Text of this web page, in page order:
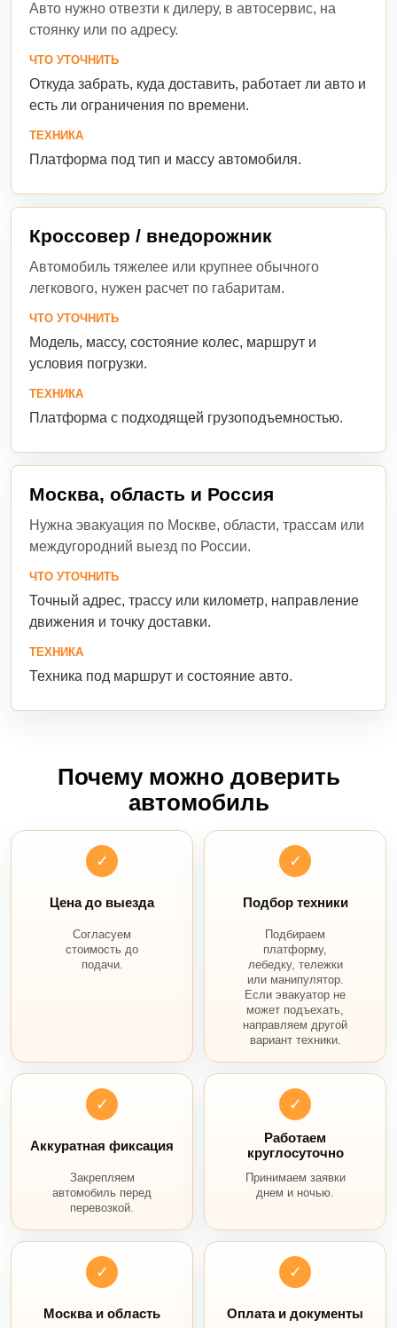
Авто нужно отвезти к дилеру, в автосервис, на
стоянку или по адресу.
ЧТО УТОЧНИТЬ
Откуда забрать, куда доставить, работает ли авто и
есть ли ограничения по времени.
ТЕХНИКА
Платформа под тип и массу автомобиля.
Кроссовер / внедорожник
Автомобиль тяжелее или крупнее обычного
легкового, нужен расчет по габаритам.
ЧТО УТОЧНИТЬ
Модель, массу, состояние колес, маршрут и
условия погрузки.
ТЕХНИКА
Платформа с подходящей грузоподъемностью.
Москва, область и Россия
Нужна эвакуация по Москве, области, трассам или
междугородний выезд по России.
ЧТО УТОЧНИТЬ
Точный адрес, трассу или километр, направление
движения и точку доставки.
ТЕХНИКА
Техника под маршрут и состояние авто.
Почему можно доверить
автомобиль
✓
Цена до выезда
Согласуем
стоимость до
подачи.
✓
Подбор техники
Подбираем
платформу,
лебедку, тележки
или манипулятор.
Если эвакуатор не
может подъехать,
направляем другой
вариант техники.
✓
Аккуратная фиксация
Закрепляем
автомобиль перед
перевозкой.
✓
Работаем
круглосуточно
Принимаем заявки
днем и ночью.
✓
Москва и область
✓
Оплата и документы